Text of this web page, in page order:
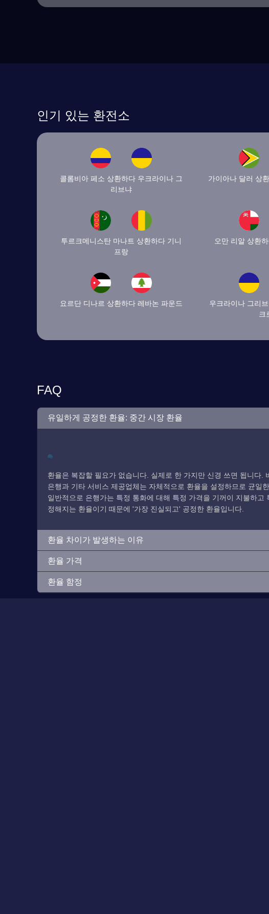
인기 있는 환전소
콜롬비아 페소 상환하다 우크라이나 그
리브냐
가이아나 달러 상
투르크메니스탄 마나트 상환하다 기니
프랑
오만 리알 상환
요르단 디나르 상환하다 레바논 파운드
우크라이나 그리
크
FAQ
유일하게 공정한 환율: 중간 시장 환율
환율은 복잡할 필요가 없습니다. 실제로 한 가지만 신경 쓰면 됩니다.
은행과 기타 서비스 제공업체는 자체적으로 환율을 설정하므로 균일
일반적으로 은행가는 특정 통화에 대해 특정 가격을 기꺼이 지불하
정해지는 환율이기 때문에 '가장 진실되고' 공정한 환율입니다.
환율 차이가 발생하는 이유
환율 가격
환율 함정